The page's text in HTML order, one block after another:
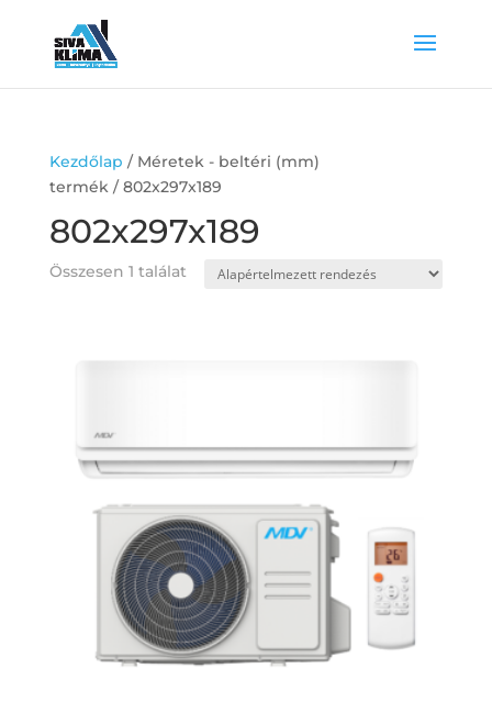
Kezdőlap / Méretek - beltéri (mm)
termék / 802x297x189
802x297x189
Összesen 1 találat